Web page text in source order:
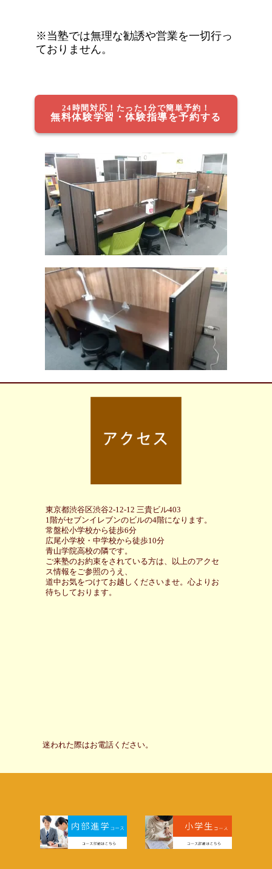
※当塾では無理な勧誘や営業を一切行っ
ておりません。
24時間対応！たった1分で簡単予約！
無料体験学習・体験指導を予約する
東京都渋谷区渋谷2-12-12 三貴ビル403
1階がセブンイレブンのビルの4階になります。
常盤松小学校から徒歩6分
広尾小学校・中学校から徒歩10分
青山学院高校の隣です。
ご来塾のお約束をされている方は、以上のアクセ
ス情報をご参照のうえ、
道中お気をつけてお越しくださいませ。心よりお
待ちしております。
迷われた際はお電話ください。